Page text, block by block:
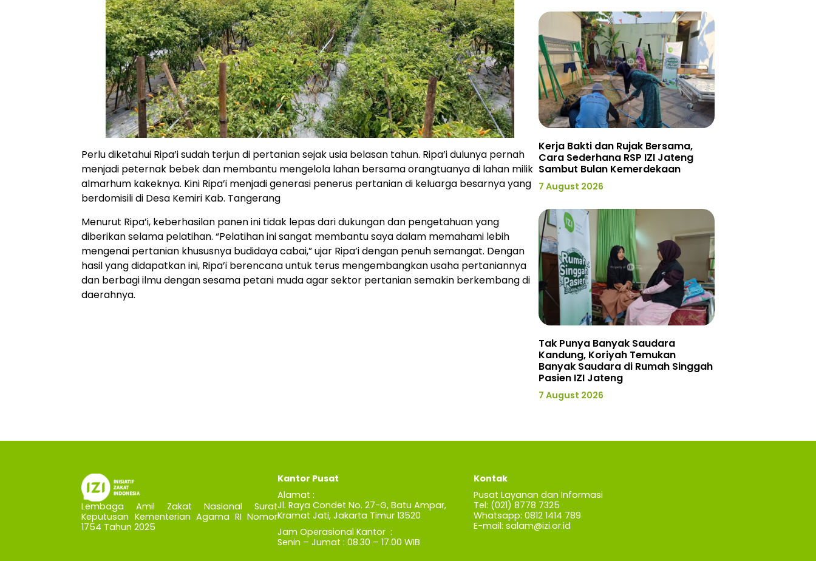
Perlu diketahui Ripa’i sudah terjun di pertanian sejak usia belasan tahun. Ripa’i dulunya pernah
menjadi peternak bebek dan membantu mengelola lahan bersama orangtuanya di lahan milik
almarhum kakeknya. Kini Ripa’i menjadi generasi penerus pertanian di keluarga besarnya yang
berdomisili di Desa Kemiri Kab. Tangerang
Menurut Ripa’i, keberhasilan panen ini tidak lepas dari dukungan dan pengetahuan yang
diberikan selama pelatihan. “Pelatihan ini sangat membantu saya dalam memahami lebih
mengenai pertanian khususnya budidaya cabai,” ujar Ripa’i dengan penuh semangat. Dengan
hasil yang didapatkan ini, Ripa’i berencana untuk terus mengembangkan usaha pertaniannya
dan berbagi ilmu dengan sesama petani muda agar sektor pertanian semakin berkembang di
daerahnya.
Kerja Bakti dan Rujak Bersama,
Cara Sederhana RSP IZI Jateng
Sambut Bulan Kemerdekaan
7 August 2026
Tak Punya Banyak Saudara
Kandung, Koriyah Temukan
Banyak Saudara di Rumah Singgah
Pasien IZI Jateng
7 August 2026
Lembaga Amil Zakat Nasional Surat
Keputusan Kementerian Agama RI Nomor
1754 Tahun 2025
Kantor Pusat
Alamat :
Jl. Raya Condet No. 27-G, Batu Ampar,
Kramat Jati, Jakarta Timur 13520
Jam Operasional Kantor :
Senin – Jumat : 08.30 – 17.00 WIB
Kontak
Pusat Layanan dan Informasi
Tel: (021) 8778 7325
Whatsapp: 0812 1414 789
E-mail: salam@izi.or.id